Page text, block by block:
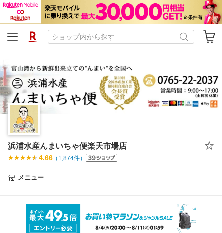
浜浦水産んまいちゃ便楽天市場店
4.66 （ 1,874件）
メニュー